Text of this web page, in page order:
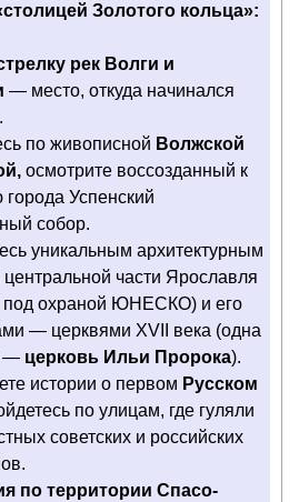
Золотого кольца»:
рек Волги и
— место, откуда начинался
по живописной Волжской
осмотрите воссозданный к
города Успенский
собор.
уникальным архитектурным
части Ярославля
под охраной ЮНЕСКО) и его
— церквями XVII века (одна
— церковь Ильи Пророка).
истории о первом Русском
по улицам, где гуляли
советских и российских
по территории Спасо-